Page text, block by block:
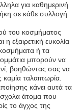
για καθημερινή
σε κάθε συλλογή
του κοσμήματος
εξαιρετική ευκολία
ή τα
μπορούν να
βοηθώντας σας να
ταλαιπωρία.
κάνει αυτά τα
άτομα που
το άγχος της